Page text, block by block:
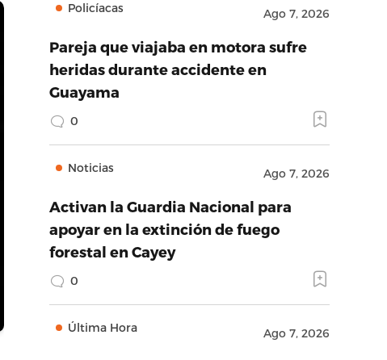
Policíacas Ago 7, 2026
Pareja que viajaba en motora sufre
heridas durante accidente en
Guayama
0
Noticias Ago 7, 2026
Activan la Guardia Nacional para
apoyar en la extinción de fuego
forestal en Cayey
0
Última Hora Ago 7, 2026